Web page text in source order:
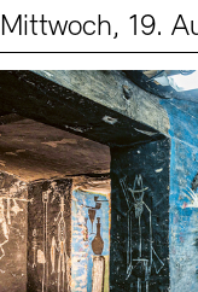
Mittwoch, 19.